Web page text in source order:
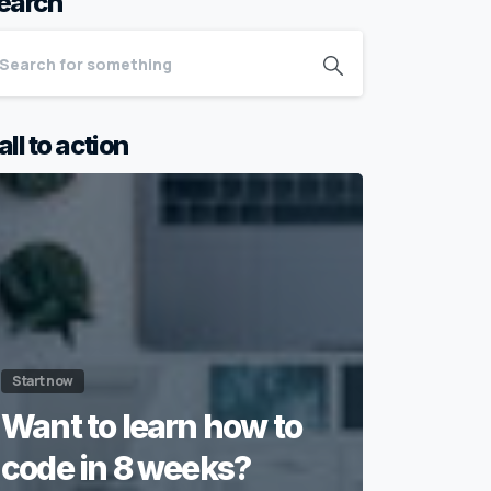
to action
Start now
Want to learn how to
code in 8 weeks?